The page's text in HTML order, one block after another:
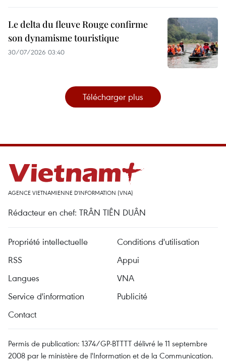
Le delta du fleuve Rouge confirme
son dynamisme touristique
30/07/2026 03:40
Télécharger plus
AGENCE VIETNAMIENNE D'INFORMATION (VNA)
Rédacteur en chef: TRÂN TIÊN DUÂN
Propriété intellectuelle
Conditions d'utilisation
RSS
Appui
Langues
VNA
Service d'information
Publicité
Contact
Permis de publication: 1374/GP-BTTTT délivré le 11 septembre
2008 par le ministère de l'Information et de la Communication.